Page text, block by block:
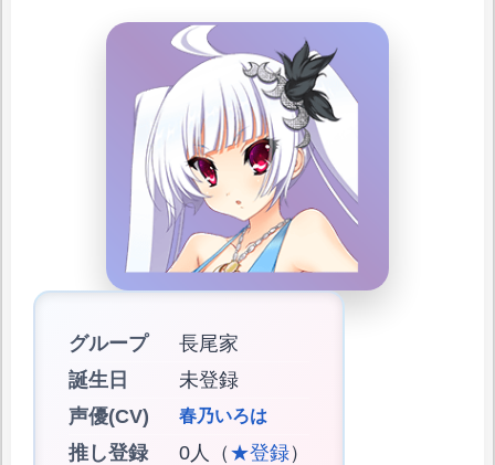
グループ
長尾家
誕生日
未登録
声優(CV)
春乃いろは
推し登録 0人（ ★登録）